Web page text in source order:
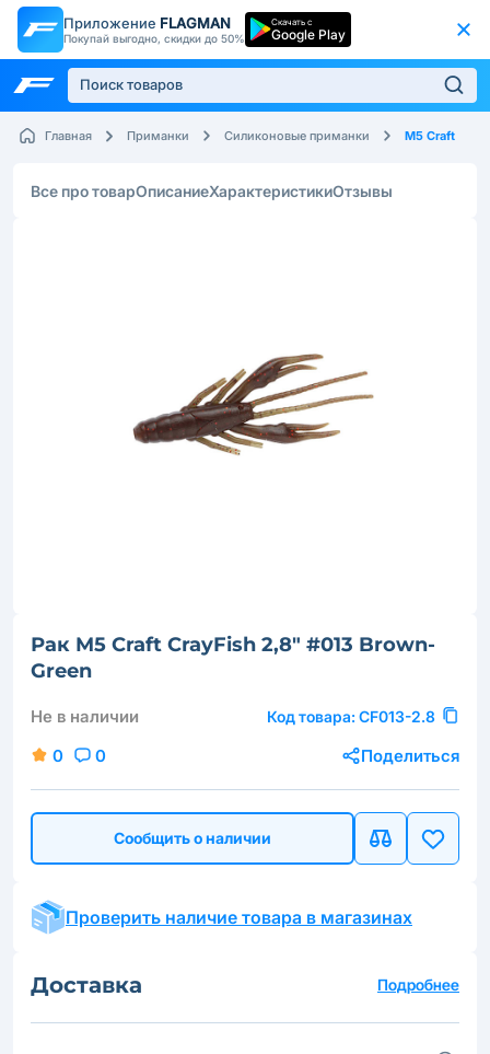
Приложение FLAGMAN
Покупай выгодно, скидки до 50%
Скачать с
Google Play
Главная Приманки Силиконовые приманки M5 Craft
Все про товарОписаниеХарактеристикиОтзывы
Рак M5 Craft CrayFish 2,8" #013 Brown-
Green
Не в наличии Код товара: CF013-2.8
0 0 Поделиться
Сообщить о наличии
Проверить наличие товара в магазинах
Доставка Подробнее